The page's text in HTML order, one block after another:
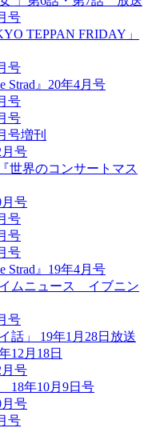
号
TEPPAN FRIDAY」
号
Strad』20年4月号
号
号
号増刊
号
世界のコンサートマス
号
号
号
号
Strad』19年4月号
ムニュース イブニン
号
話」 19年1月28日放送
12月18日
号
18年10月9日号
号
号